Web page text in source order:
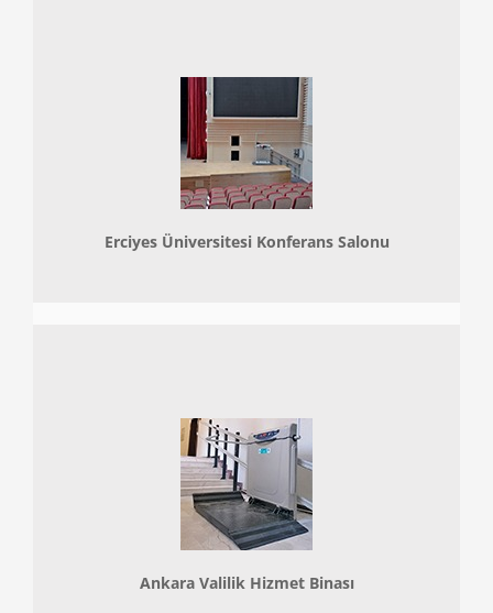
Erciyes Üniversitesi Konferans Salonu
Ankara Valilik Hizmet Binası